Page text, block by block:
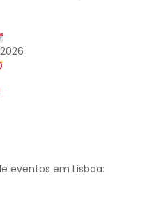
eventos em Lisboa: